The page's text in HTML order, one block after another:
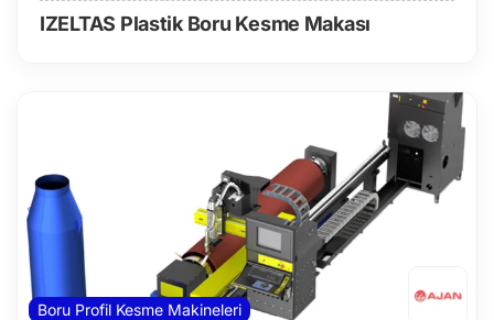
IZELTAS Plastik Boru Kesme Makası
Boru Profil Kesme Makineleri